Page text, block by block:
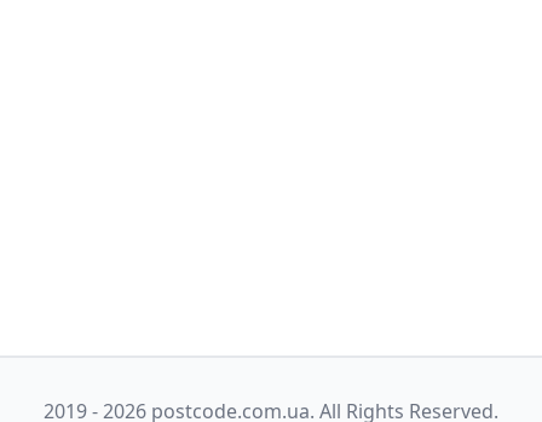
2019 - 2026 postcode.com.ua. All Rights Reserved.